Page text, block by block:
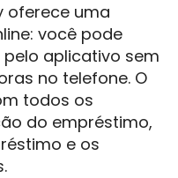
oferece uma
você pode
aplicativo sem
no telefone. O
todos os
do empréstimo,
e os